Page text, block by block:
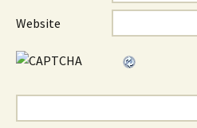
Website